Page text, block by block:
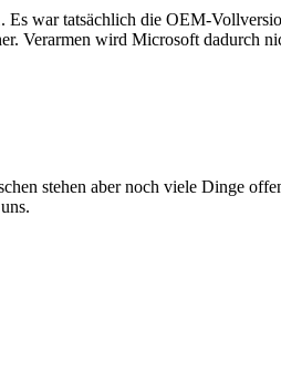
war tatsächlich die OEM-
Verarmen wird Microsoft dadurch
stehen aber noch viele Dinge